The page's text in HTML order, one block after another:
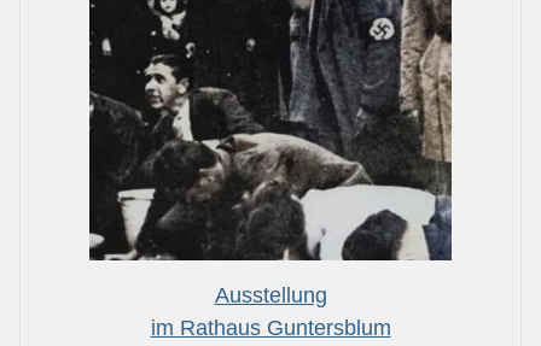
Ausstellung
im Rathaus Guntersblum